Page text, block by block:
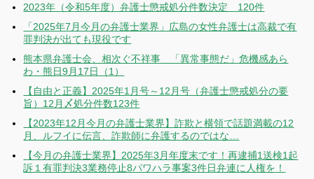
2023年（令和5年度）弁護士懲戒処分件数決定 120件
「2025年7月今月の弁護士業界」広島の女性弁護士は高裁で有
罪判決が出ても現役です
熊本県弁護士会、相次ぐ不祥事 「異常事態だ」危機感あら
わ・熊日9月17日（1）
【自由と正義】2025年1月号～12月号（弁護士懲戒処分の要
旨）12月〆処分件数123件
【2023年12月今月の弁護士業界】詐欺と横領で話題満載の12
月、ルフイに伝言、詐欺師に弁護するのではな…
【今月の弁護士業界】2025年3月年度末です！再逮捕1送検1起
訴１有罪判決3業務停止8パワハラ事案3件日弁連に人権を！